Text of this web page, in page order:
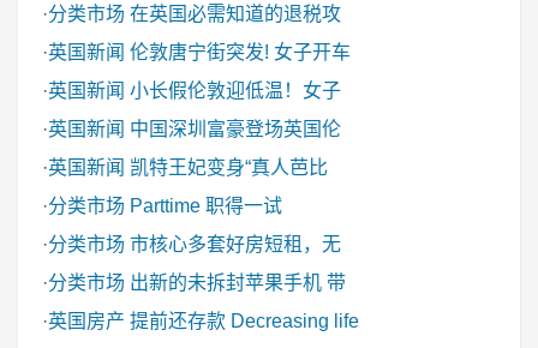
·分类市场 在英国必需知道的退税攻
·英国新闻 伦敦唐宁街突发! 女子开车
·英国新闻 小长假伦敦迎低温！女子
·英国新闻 中国深圳富豪登场英国伦
·英国新闻 凯特王妃变身“真人芭比
·分类市场 Parttime 职得一试
·分类市场 市核心多套好房短租，无
·分类市场 出新的未拆封苹果手机 带
·英国房产 提前还存款 Decreasing life